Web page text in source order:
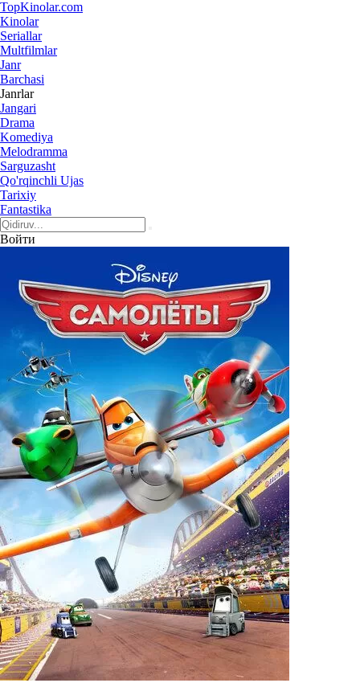
TopKinolar.com
Kinolar
Seriallar
Multfilmlar
Janr
Barchasi
Janrlar
Jangari
Drama
Komediya
Melodramma
Sarguzasht
Qo'rqinchli Ujas
Tarixiy
Fantastika
Войти